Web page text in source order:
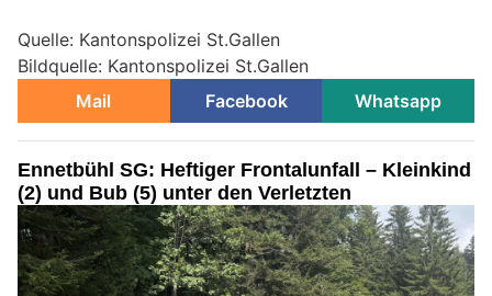
Quelle: Kantonspolizei St.Gallen
Bildquelle: Kantonspolizei St.Gallen
Mail
Facebook Whatsapp
Ennetbühl SG: Heftiger Frontalunfall – Kleinkind
(2) und Bub (5) unter den Verletzten